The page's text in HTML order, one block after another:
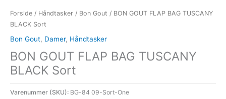
Forside / Håndtasker / Bon Gout / BON GOUT FLAP BAG TUSCANY
BLACK Sort
Bon Gout, Damer, Håndtasker
BON GOUT FLAP BAG TUSCANY
BLACK Sort
Varenummer (SKU): BG-84 09-Sort-One